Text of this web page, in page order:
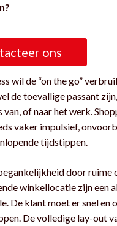
ons
wil de “on the go”
de toevallige passant
van, of naar het werk.
vaker impulsief,
tijdstippen.
door ruime
winkellocatie zijn een
De klant moet er snel en
De volledige lay-out